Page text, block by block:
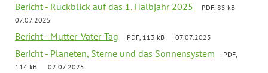
Bericht - Rückblick auf das 1. Halbjahr 2025
PDF, 85 kB
07.07.2025
Bericht - Mutter-Vater-Tag PDF, 113 kB 07.07.2025
Bericht - Planeten, Sterne und das Sonnensystem
PDF,
114 kB
02.07.2025